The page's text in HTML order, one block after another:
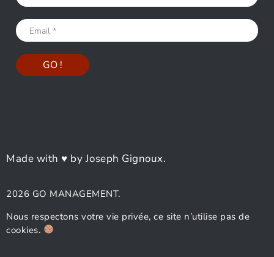
Made with ♥ by Joseph Gignoux.
2026 GO MANAGEMENT.
Nous respectons votre vie privée, ce site n’utilise pas de
cookies.